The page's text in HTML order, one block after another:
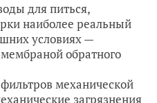
для питься,
наиболее реальный
условиях —
обратного
механической
загрязнения